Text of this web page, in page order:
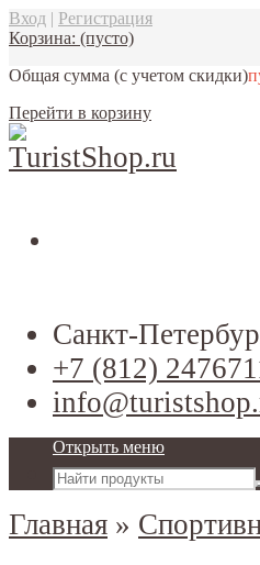
Вход | Регистрация
Корзина: (пусто)
Общая сумма (с учетом скидки)
Перейти в корзину
Санкт-
+7 (812)
Открыть меню
Главная »